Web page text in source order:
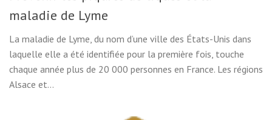
maladie de Lyme
La maladie de Lyme, du nom d’une ville des États-Unis dans
laquelle elle a été identifiée pour la première fois, touche
chaque année plus de 20 000 personnes en France. Les régions
Alsace et...